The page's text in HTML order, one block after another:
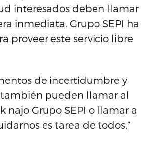
interesados deben llamar
inmediata. Grupo SEPI ha
proveer este servicio libre
de incertidumbre y
pueden llamar al
najo Grupo SEPI o llamar a
es tarea de todos,”